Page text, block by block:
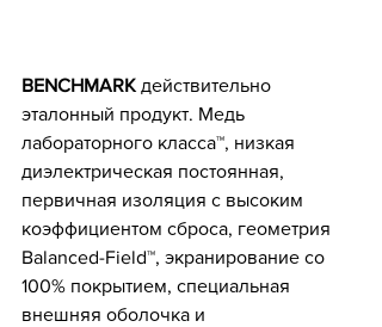
BENCHMARK действительно
эталонный продукт. Медь
лабораторного класса™, низкая
диэлектрическая постоянная,
первичная изоляция с высоким
коэффициентом сброса, геометрия
Balanced-Field™, экранирование со
100% покрытием, специальная
внешняя оболочка и